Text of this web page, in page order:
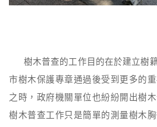
樹木普查的工作目的在於建立樹
市樹木保護專章通過後受到更多的
之時，政府機關單位也紛紛開出樹
樹木普查工作只是簡單的測量樹木